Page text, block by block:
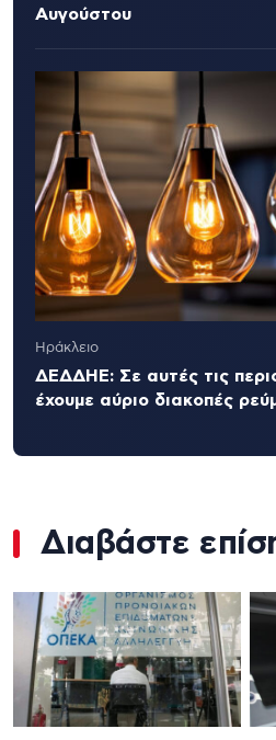
Αυγούστου
Ηράκλειο
ΔΕΔΔΗΕ: Σε αυτές τις
έχουμε αύριο διακοπές
Διαβάστε